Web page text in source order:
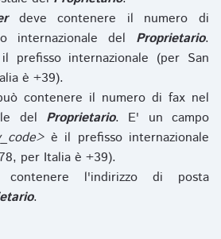
deve contenere il numero di
internazionale del Proprietario.
internazionale (per San
è +39).
contenere il numero di fax nel
del Proprietario. E' un campo
è il prefisso internazionale
per Italia è +39).
l'indirizzo di posta
.